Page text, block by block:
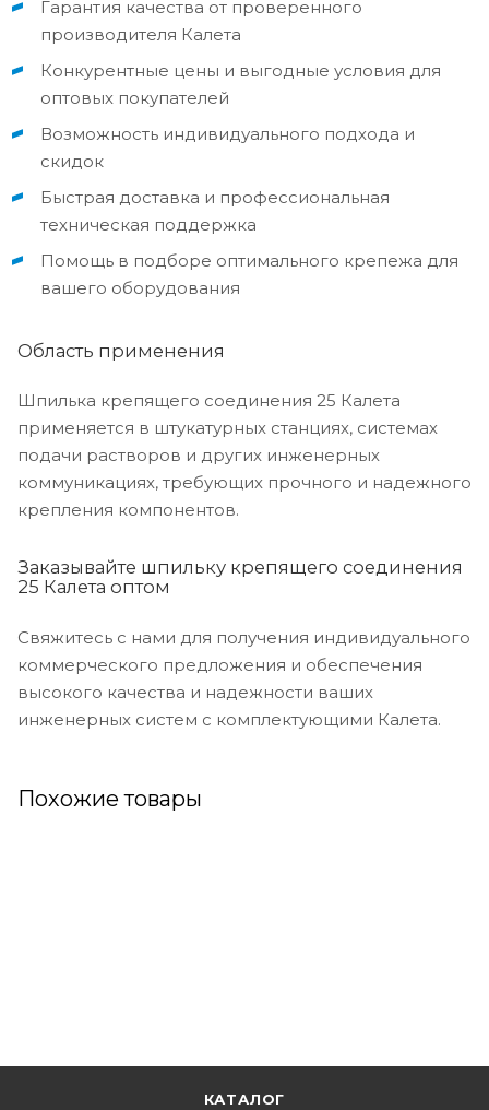
Гарантия качества от проверенного
производителя Калета
Конкурентные цены и выгодные условия для
оптовых покупателей
Возможность индивидуального подхода и
скидок
Быстрая доставка и профессиональная
техническая поддержка
Помощь в подборе оптимального крепежа для
вашего оборудования
Область применения
Шпилька крепящего соединения 25 Калета
применяется в штукатурных станциях, системах
подачи растворов и других инженерных
коммуникациях, требующих прочного и надежного
крепления компонентов.
Заказывайте шпильку крепящего соединения
25 Калета оптом
Свяжитесь с нами для получения индивидуального
коммерческого предложения и обеспечения
высокого качества и надежности ваших
инженерных систем с комплектующими Калета.
Похожие товары
КАТАЛОГ